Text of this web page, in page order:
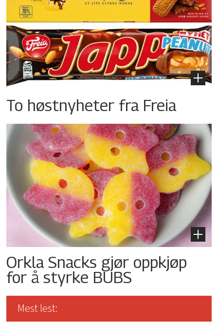
To høstnyheter fra Freia
Orkla Snacks gjør oppkjøp
for å styrke BUBS
Mest lest: